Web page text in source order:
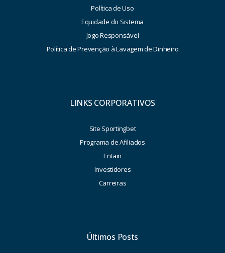
Política de Uso
Equidade do Sistema
Jogo Responsável
Política de Prevenção à Lavagem de Dinheiro
LINKS CORPORATIVOS
Site Sportingbet
Programa de Afiliados
Entain
Investidores
Carreiras
Últimos Posts